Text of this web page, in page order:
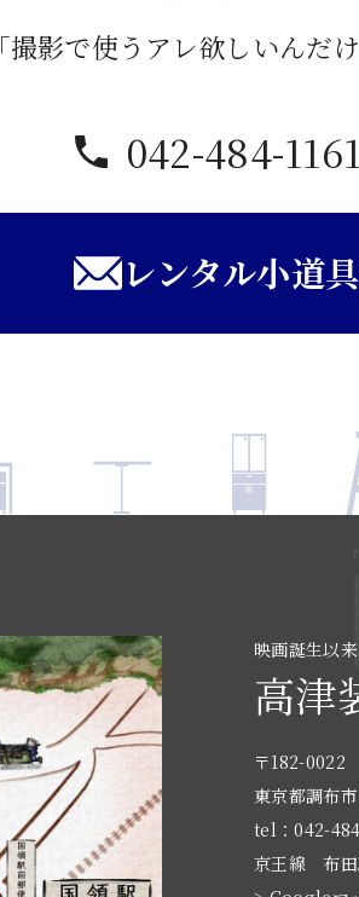
「撮影で使うアレ欲しいんだ
042-484-1161
レンタル小道
映画誕生以
高津
〒182-0022
東京都調布
tel：042-
京王線 布田